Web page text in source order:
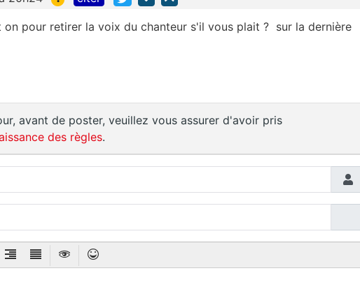
pour retirer la voix du chanteur s'il vous plait ? sur la dernière
avant de poster, veuillez vous assurer d'avoir pris
des règles.